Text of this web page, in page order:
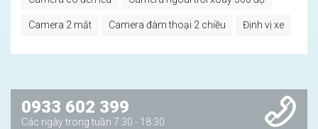
Camera 2 mắt Camera đàm thoại 2 chiều Định vị xe
0933 602 399
Các ngày trong tuần 7:30 - 18:30